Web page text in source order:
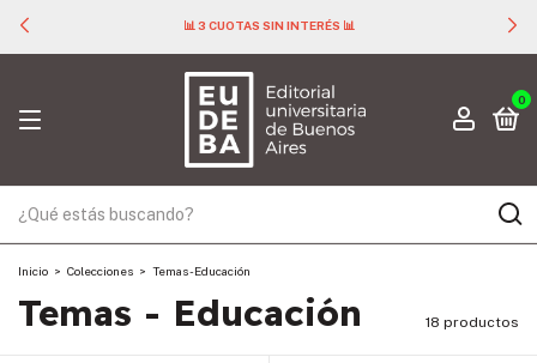
📊 3 CUOTAS SIN INTERÉS 📊
0
Inicio > Colecciones > Temas - Educación
Temas - Educación 18 productos